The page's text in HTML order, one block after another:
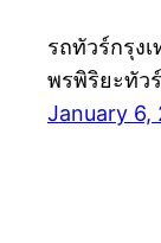
รถทัวร์กรุง
พรพิริยะทัว
January 6,